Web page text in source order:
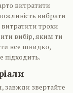
витратити
вибрати
трохи
вибір, яким ти
все швидко,
підходить.
завжди звертайте